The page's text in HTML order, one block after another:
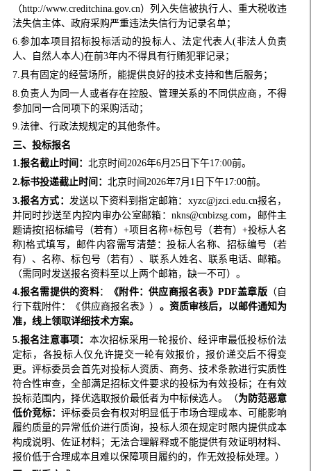
（http://www.creditchina.gov.cn）列入失信被执行人、重大税收违
法失信主体、政府采购严重违法失信行为记录名单；
6.参加本项目招标投标活动的投标人、法定代表人(非法人负责
人、自然人本人)在前3年内不得具有行贿犯罪记录；
7.具有固定的经营场所，能提供良好的技术支持和售后服务；
8.负责人为同一人或者存在控股、管理关系的不同供应商，不得
参加同一合同项下的采购活动；
9.法律、行政法规规定的其他条件。
三、 投标报名
1.报名截止时间： 北京时间2026年6月25日下午17:00前。
2.标书投递截止时间： 北京时间2026年7月1日下午17:00前。
3.报名方式： 发送以下资料到指定邮箱：xyzc@jzci.edu.cn报名，
并同时抄送至内控内审办公室邮箱：nkns@cnbizsg.com，邮件主
题请按[招标编号（若有）+项目名称+标包号（若有）+投标人名
称]格式填写，邮件内容需写清楚：投标人名称、招标编号（若
有）、名称、标包号（若有）、联系人姓名、联系电话、邮箱。
（需同时发送报名资料至以上两个邮箱，缺一不可）。
4.报名需提供的资料： 《附件：供应商报名表》PDF盖章版 （自
行下载附件：《供应商报名表》） 。资质审核后，以邮件通知为
准， 线上领取详细技术方案。
5.报名注意事项： 本次招标采用一轮报价、经评审最低投标价法
定标，各投标人仅允许提交一轮有效报价，报价递交后不得变
更。评标委员会首先对投标人资质、商务、技术条款进行实质性
符合性审查，全部满足招标文件要求的投标为有效投标；在有效
投标范围内，择优选取报价最低者为中标候选人。（为防范恶意
低价竞标：评标委员会有权对明显低于市场合理成本、可能影响
履约质量的异常低价进行质询，投标人须在规定时限内提供成本
构成说明、佐证材料；无法合理解释或不能提供有效证明材料、
报价低于合理成本且难以保障项目履约的，作无效投标处理。）